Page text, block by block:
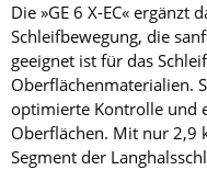
Die »GE 6 X-EC«
Schleifbewegung, die
geeignet ist für das
Oberflächenmaterialien.
optimierte Kontrolle und
Oberflächen. Mit nur 2,9
Segment der